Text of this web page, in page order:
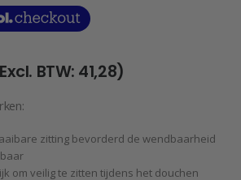
BTW: 41,28)
zitting bevorderd de wendbaarheid
om veilig te zitten tijdens het douchen